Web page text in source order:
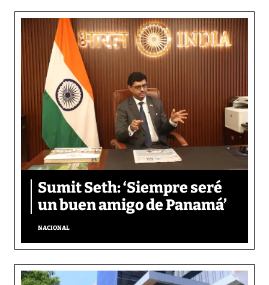
Sumit Seth: ‘Siempre seré
un buen amigo de Panamá’
NACIONAL